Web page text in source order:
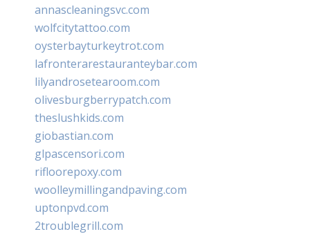
annascleaningsvc.com
wolfcitytattoo.com
oysterbayturkeytrot.com
lafronterarestauranteybar.com
lilyandrosetearoom.com
olivesburgberrypatch.com
theslushkids.com
giobastian.com
glpascensori.com
rifloorepoxy.com
woolleymillingandpaving.com
uptonpvd.com
2troublegrill.com